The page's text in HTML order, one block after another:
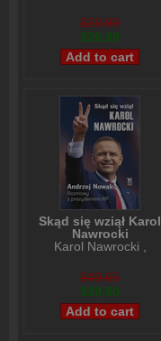
$28,99
$26,99
Skąd się wziął Karol
Nawrocki
Karol Nawrocki
$49,65
$39,50